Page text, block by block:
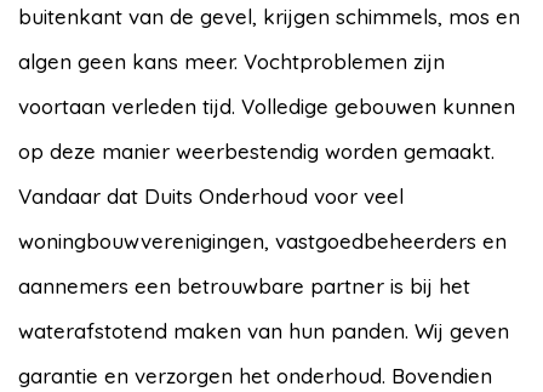
buitenkant van de gevel, krijgen schimmels, mos en
algen geen kans meer. Vochtproblemen zijn
voortaan verleden tijd. Volledige gebouwen kunnen
op deze manier weerbestendig worden gemaakt.
Vandaar dat Duits Onderhoud voor veel
woningbouwverenigingen, vastgoedbeheerders en
aannemers een betrouwbare partner is bij het
waterafstotend maken van hun panden. Wij geven
garantie en verzorgen het onderhoud. Bovendien